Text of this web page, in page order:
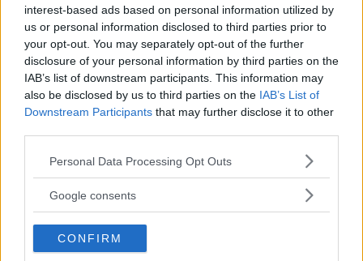
interest-based ads based on personal information utilized by
us or personal information disclosed to third parties prior to
your opt-out. You may separately opt-out of the further
disclosure of your personal information by third parties on the
IAB’s list of downstream participants. This information may
also be disclosed by us to third parties on the IAB’s List of
Downstream Participants that may further disclose it to other
Please note that this website/app uses one or more Google
not limited to your visit or usage behaviour. You may click to
use your data for below specified purposes in below Google
consent section.
Personal Data Processing Opt Outs
Google consents
CONFIRM
Text
Erik Söderholm
Fotograf
jorono/Pixabay & Niklas Carle
Det här är en låst artikel.
att fortsätta läsa.